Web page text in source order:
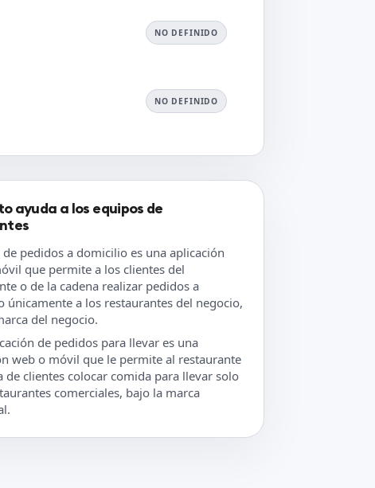
NO DEFINIDO
NO DEFINIDO
ayuda a los equipos de
de pedidos a domicilio es una aplicación
que permite a los clientes del
o de la cadena realizar pedidos a
únicamente a los restaurantes del negocio,
del negocio.
de pedidos para llevar es una
web o móvil que le permite al restaurante
de clientes colocar comida para llevar solo
comerciales, bajo la marca